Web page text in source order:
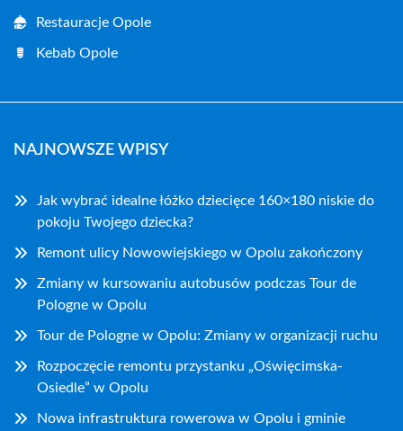
Restauracje Opole
Kebab Opole
NAJNOWSZE WPISY
Jak wybrać idealne łóżko dziecięce 160×180 niskie do
pokoju Twojego dziecka?
Remont ulicy Nowowiejskiego w Opolu zakończony
Zmiany w kursowaniu autobusów podczas Tour de
Pologne w Opolu
Tour de Pologne w Opolu: Zmiany w organizacji ruchu
Rozpoczęcie remontu przystanku „Oświęcimska-
Osiedle” w Opolu
Nowa infrastruktura rowerowa w Opolu i gminie